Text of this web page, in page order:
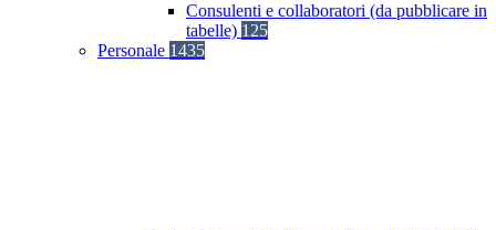
Consulenti e collaboratori (da pubblicare in
tabelle) 125
Personale 1435